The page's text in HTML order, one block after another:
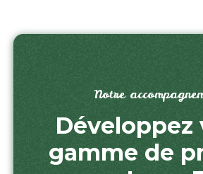
Notre
Développez
gamme de